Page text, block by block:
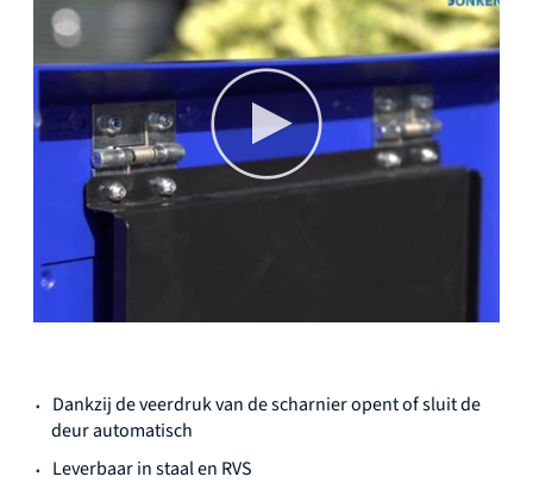
naar
het
begin
Dankzij de veerdruk van de scharnier opent of sluit de
deur automatisch
Leverbaar in staal en RVS